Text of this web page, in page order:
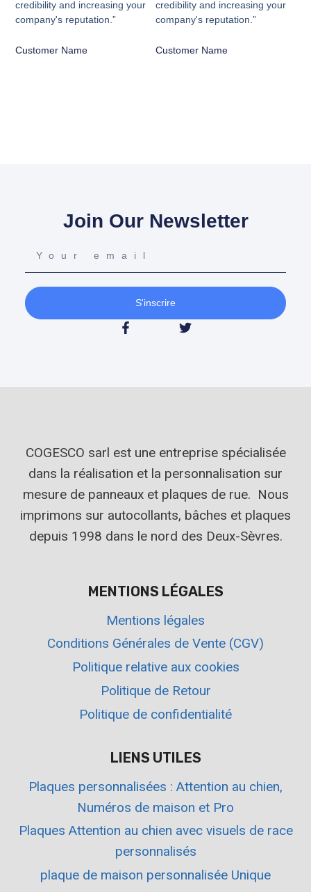
credibility and increasing your
company's reputation.”
Customer Name
credibility and increasing your
company's reputation.”
Customer Name
Join Our Newsletter
S'inscrire
COGESCO sarl est une entreprise spécialisée
dans la réalisation et la personnalisation sur
mesure de panneaux et plaques de rue. Nous
imprimons sur autocollants, bâches et plaques
depuis 1998 dans le nord des Deux-Sèvres.
MENTIONS LÉGALES
Mentions légales
Conditions Générales de Vente (CGV)
Politique relative aux cookies
Politique de Retour
Politique de confidentialité
LIENS UTILES
Plaques personnalisées : Attention au chien,
Numéros de maison et Pro
Plaques Attention au chien avec visuels de race
personnalisés
plaque de maison personnalisée Unique